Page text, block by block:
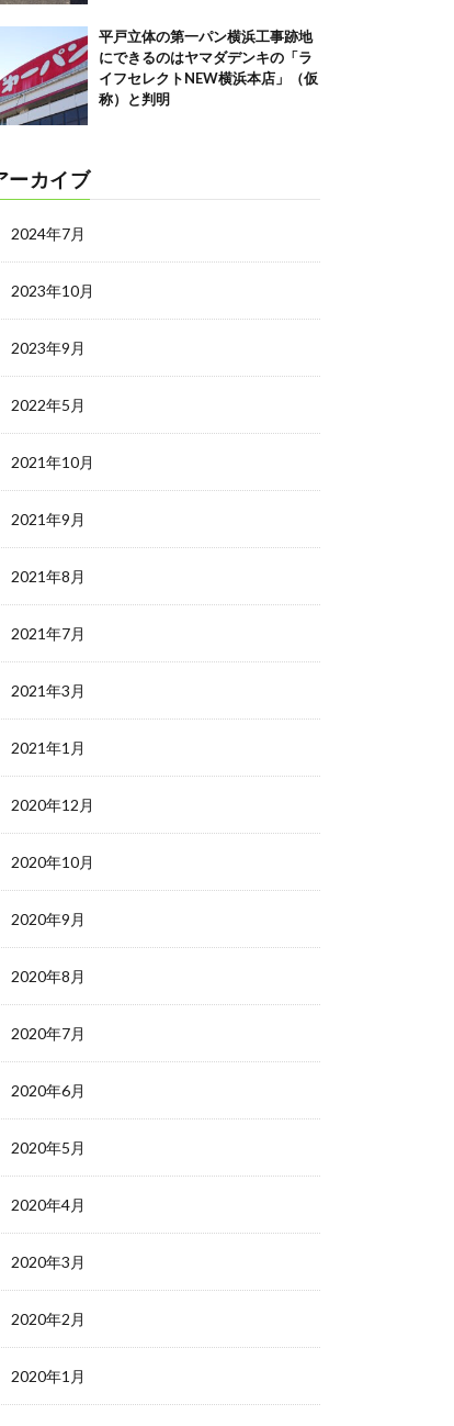
平戸立体の第一パン横浜工事跡地
にできるのはヤマダデンキの「ラ
イフセレクトNEW横浜本店」（仮
称）と判明
ーカイブ
2024年7月
2023年10月
2023年9月
2022年5月
2021年10月
2021年9月
2021年8月
2021年7月
2021年3月
2021年1月
2020年12月
2020年10月
2020年9月
2020年8月
2020年7月
2020年6月
2020年5月
2020年4月
2020年3月
2020年2月
2020年1月